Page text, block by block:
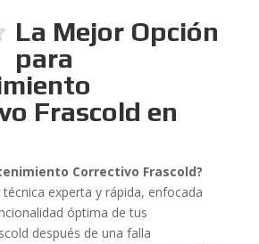
La Mejor Opción
para
Frascold en
Correctivo Frascold?
experta y rápida, enfocada
óptima de tus
después de una falla